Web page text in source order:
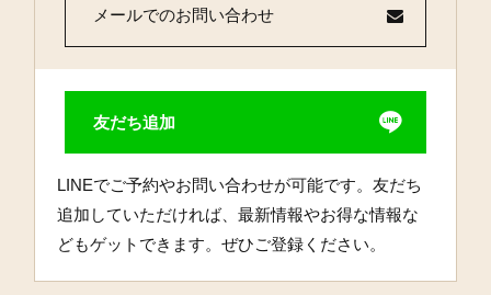
メールでのお問い合わせ
友だち追加
LINEでご予約やお問い合わせが可能です。友だち
追加していただければ、最新情報やお得な情報な
どもゲットできます。ぜひご登録ください。